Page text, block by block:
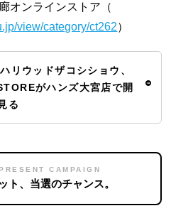
オンラインストア（
view/category/ct262）
リウッドザコシショウ、
がハンズ大宮店で開
る
CAMPAIGN
ト、当選のチャンス。